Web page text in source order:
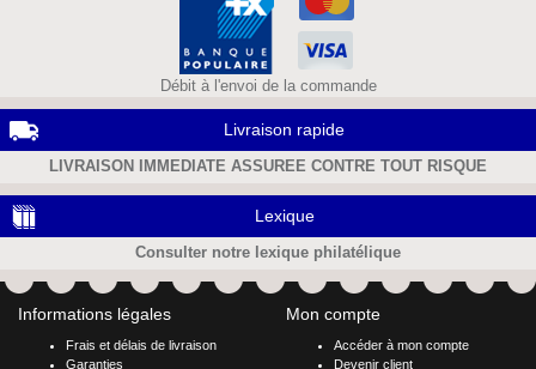
Débit à l'envoi de la commande
Livraison rapide
LIVRAISON IMMEDIATE ASSUREE CONTRE TOUT RISQUE
Lexique
Consulter notre lexique philatélique
Informations légales
Frais et délais de livraison
Garanties
Mon compte
Accéder à mon compte
Devenir client